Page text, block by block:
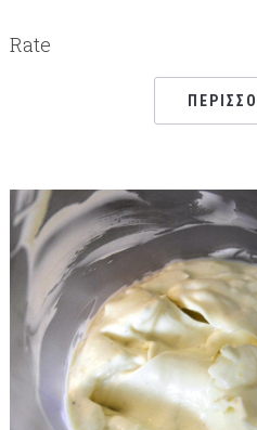
Rate